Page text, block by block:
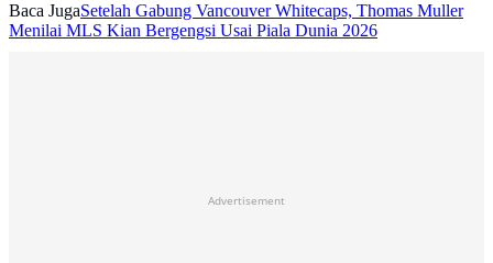
Baca JugaSetelah Gabung Vancouver Whitecaps, Thomas Muller
Menilai MLS Kian Bergengsi Usai Piala Dunia 2026
Advertisement